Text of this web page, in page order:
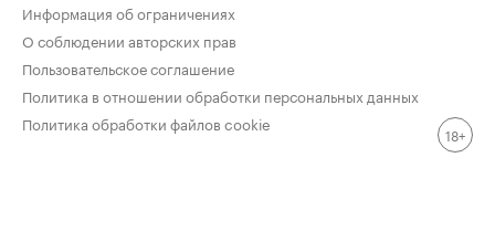
Информация об ограничениях
О соблюдении авторских прав
Пользовательское соглашение
Политика в отношении обработки персональных данных
Политика обработки файлов cookie
18+